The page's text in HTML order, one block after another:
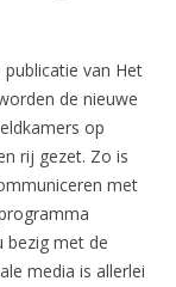
van Het
de nieuwe
op
rij gezet. Zo is
met
bezig met de
media is allerlei